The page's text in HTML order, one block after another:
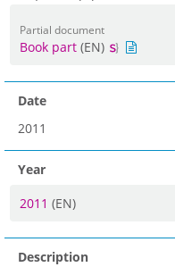
Partial document
Book part (EN)
Date
2011
Year
2011 (EN)
Description